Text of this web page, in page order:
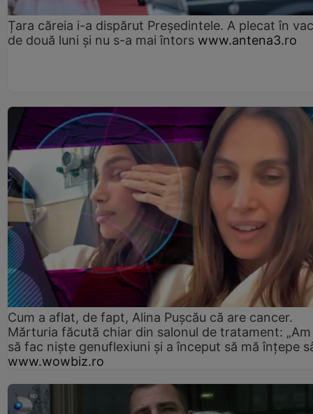
Țara căreia i-a dispărut Președintele. A plecat în
de două luni și nu s-a mai întors www.antena3.ro
Cum a aflat, de fapt, Alina Pușcău că are cancer.
Mărturia făcută chiar din salonul de tratament:
să fac niște genuflexiuni și a început să mă înțepe
www.wowbiz.ro